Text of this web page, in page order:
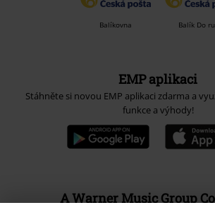
Balíkovna Balík Do
EMP aplikaci
Stáhněte si novou EMP aplikaci zdarma a
funkce a výhody!
A Warner Music Group